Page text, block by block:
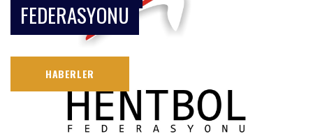
FEDERASYONU
HABERLER